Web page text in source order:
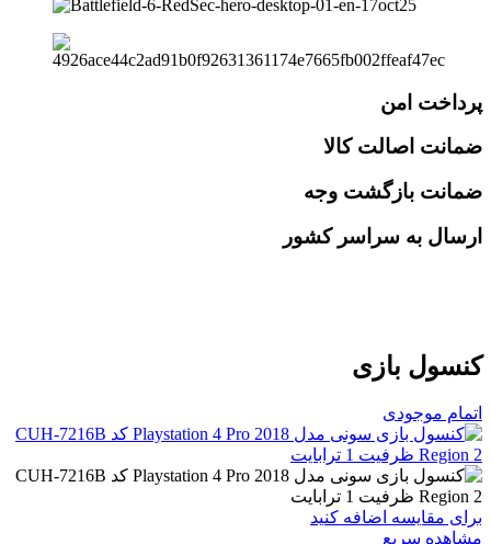
پرداخت امن
ضمانت اصالت کالا
ضمانت بازگشت وجه
ارسال به سراسر کشور
کنسول بازی
اتمام موجودی
برای مقایسه اضافه کنید
مشاهده سریع